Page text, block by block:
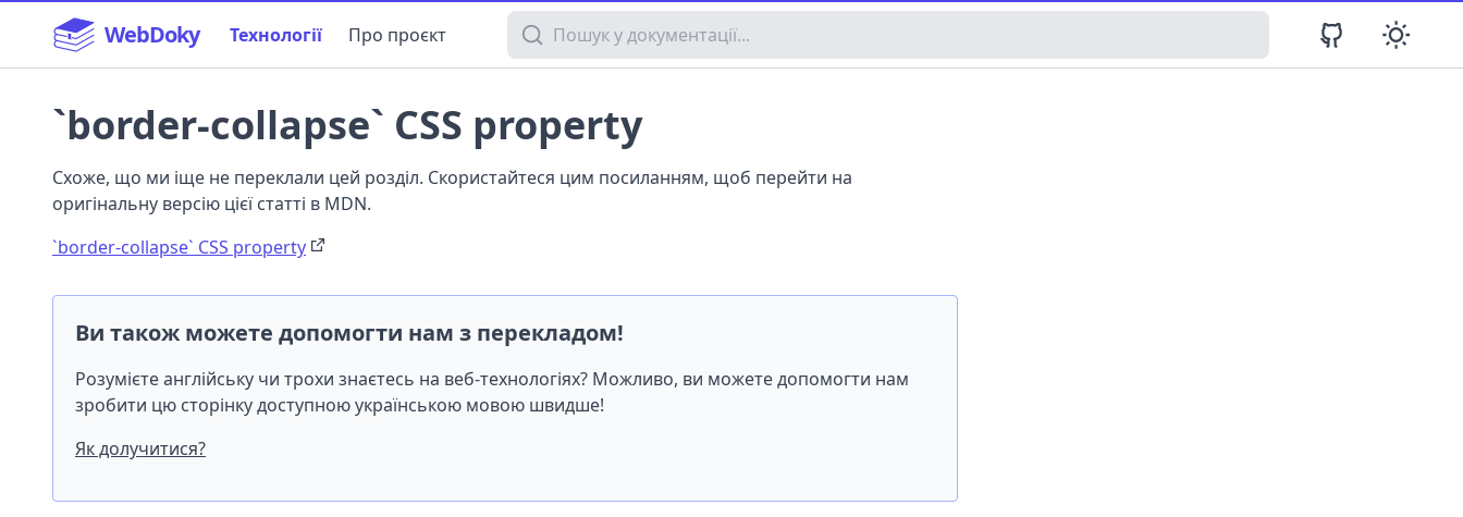
WebDoky Технології Про проєкт Пошук у документації
`border-collapse` CSS property
Схоже, що ми іще не переклали цей розділ. Скористайтеся цим посиланням, щоб перейти на
оригінальну версію цієї статті в MDN.
`border-collapse` CSS property
Ви також можете допомогти нам з перекладом!
Розумієте англійську чи трохи знаєтесь на веб-технологіях? Можливо, ви можете допомогти нам
зробити цю сторінку доступною українською мовою швидше!
Як долучитися?